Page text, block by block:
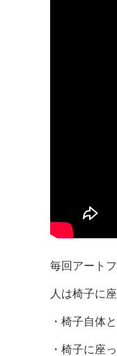
毎回アート
人は椅子に
・椅子自体
・椅子に座